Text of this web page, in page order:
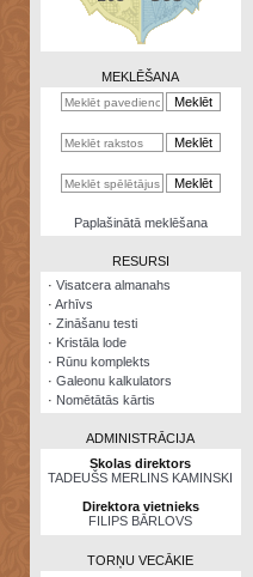
kalkulators
Nomētātās
MEKLĒŠANA
Paplašinātā meklēšana
RESURSI
· Visatcera almanahs
· Arhīvs
· Zināšanu testi
· Kristāla lode
· Rūnu komplekts
· Galeonu kalkulators
· Nomētātās kārtis
ADMINISTRĀCIJA
Skolas direktors
TADEUŠS MERLINS KAMINSKI
Direktora vietnieks
FILIPS BĀRLOVS
TORŅU VECĀKIE